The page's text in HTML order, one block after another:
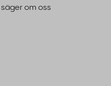
om oss